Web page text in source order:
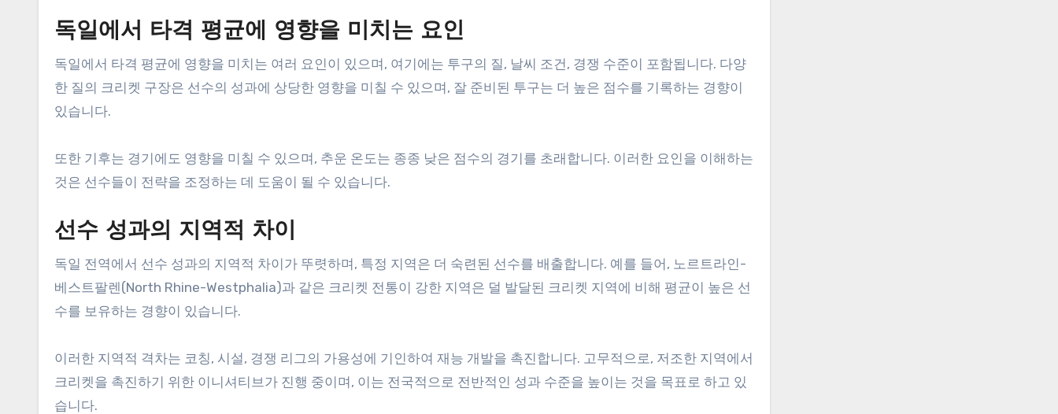
독일에서 타격 평균에 영향을 미치는 요인
독일에서 타격 평균에 영향을 미치는 여러 요인이 있으며, 여기에는 투구의 질, 날씨 조건, 경쟁 수준이 포함됩니다. 다양
한 질의 크리켓 구장은 선수의 성과에 상당한 영향을 미칠 수 있으며, 잘 준비된 투구는 더 높은 점수를 기록하는 경향이
있습니다.
또한 기후는 경기에도 영향을 미칠 수 있으며, 추운 온도는 종종 낮은 점수의 경기를 초래합니다. 이러한 요인을 이해하는
것은 선수들이 전략을 조정하는 데 도움이 될 수 있습니다.
선수 성과의 지역적 차이
독일 전역에서 선수 성과의 지역적 차이가 뚜렷하며, 특정 지역은 더 숙련된 선수를 배출합니다. 예를 들어, 노르트라인-
베스트팔렌(North Rhine-Westphalia)과 같은 크리켓 전통이 강한 지역은 덜 발달된 크리켓 지역에 비해 평균이 높은 선
수를 보유하는 경향이 있습니다.
이러한 지역적 격차는 코칭, 시설, 경쟁 리그의 가용성에 기인하여 재능 개발을 촉진합니다. 고무적으로, 저조한 지역에서
크리켓을 촉진하기 위한 이니셔티브가 진행 중이며, 이는 전국적으로 전반적인 성과 수준을 높이는 것을 목표로 하고 있
습니다.